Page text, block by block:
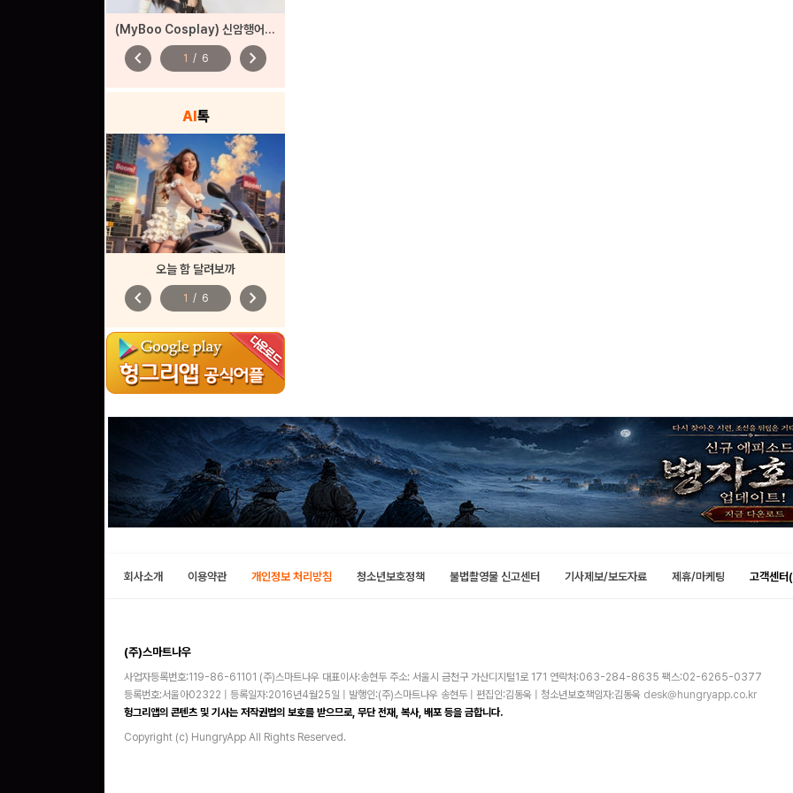
(MyBoo Cosplay) 신암행어사 산도(춘향)
chevron_left 1 / 6 chevron_right
AI톡
오늘 함 달려보까
chevron_left 1 / 6 chevron_right
회사소개 이용약관 개인정보 처리방침 청소년보호정책 불법촬영물 신고센터 기사제보/보도자료 제휴/마케팅 고객센
(주)스마트나우
사업자등록번호:119-86-61101 (주)스마트나우 대표이사:송현두 주소: 서울시 금천구 가산디지털1로 171 연락처:063-284-8635 팩스:02-6265-0377
등록번호:서울아02322 | 등록일자:2016년4월25일 | 발행인:(주)스마트나우 송현두 | 편집인:김동욱 | 청소년보호책임자:김동욱 desk@hungryapp.co.kr
헝그리앱의 콘텐츠 및 기사는 저작권법의 보호를 받으므로, 무단 전재, 복사, 배포 등을 금합니다.
Copyright (c) HungryApp All Rights Reserved.